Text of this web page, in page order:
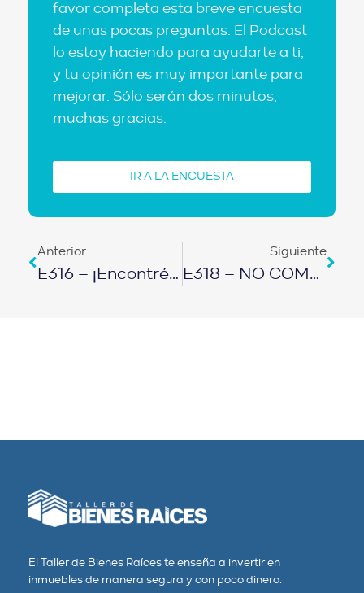
favor completa esta breve encuesta
de unas pocas preguntas. El Podcast
lo estoy haciendo para ayudarte a ti,
y tu opinión es muy importante para
mejorar. Sólo serán dos minutos,
muchas gracias.
IR A LA ENCUESTA
Anterior
E316 – ¡Encontré Una NUEVA FORMA De Invertir En Bienes Raíces!
Siguiente
E318 – NO COMPRES CARRO AHORA: Puede Ser LA PEOR ESTAFA
El Taller de Bienes Raíces te enseña a invertir en
inmuebles de manera segura y con poco dinero.